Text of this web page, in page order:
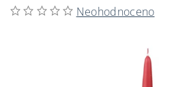
Neohodnoceno